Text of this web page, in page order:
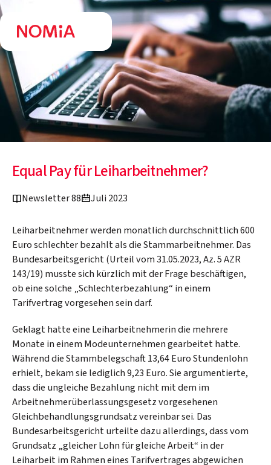
Equal Pay für Leiharbeitnehmer?
Newsletter 88 Juli 2023
Leiharbeitnehmer werden monatlich durchschnittlich 600
Euro schlechter bezahlt als die Stammarbeitnehmer. Das
Bundesarbeitsgericht (Urteil vom 31.05.2023, Az. 5 AZR
143/19) musste sich kürzlich mit der Frage beschäftigen,
ob eine solche „Schlechterbezahlung“ in einem
Tarifvertrag vorgesehen sein darf.
Geklagt hatte eine Leiharbeitnehmerin die mehrere
Monate in einem Modeunternehmen gearbeitet hatte.
Während die Stammbelegschaft 13,64 Euro Stundenlohn
erhielt, bekam sie lediglich 9,23 Euro. Sie argumentierte,
dass die ungleiche Bezahlung nicht mit dem im
Arbeitnehmerüberlassungsgesetz vorgesehenen
Gleichbehandlungsgrundsatz vereinbar sei. Das
Bundesarbeitsgericht urteilte dazu allerdings, dass vom
Grundsatz „gleicher Lohn für gleiche Arbeit“ in der
Leiharbeit im Rahmen eines Tarifvertrages abgewichen